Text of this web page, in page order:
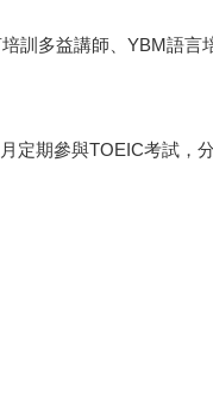
訓多益講師、YBM語
定期參與TOEIC考試，